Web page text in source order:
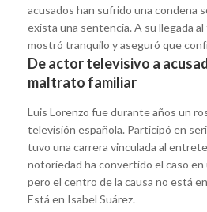
acusados han sufrido una condena
exista una sentencia. A su llegada
mostró tranquilo y aseguró que
De actor televisivo a
maltrato familiar
Luis Lorenzo fue durante años un
televisión española. Participó en
tuvo una carrera vinculada al
notoriedad ha convertido el caso
pero el centro de la causa no está
Está en Isabel Suárez.